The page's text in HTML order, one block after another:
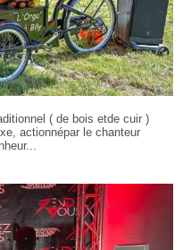
( de bois etde cuir )
actionnépar le chanteur